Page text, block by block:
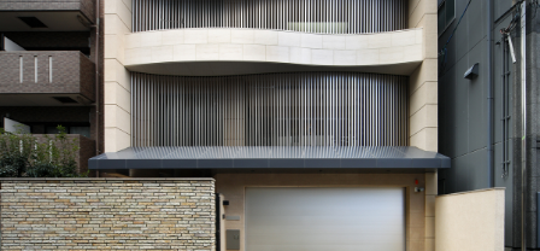
お知らせ
ご相談・お問い合わせ